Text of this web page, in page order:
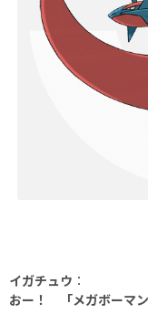
イガチュウ ：
おー！ 「メガボーマン